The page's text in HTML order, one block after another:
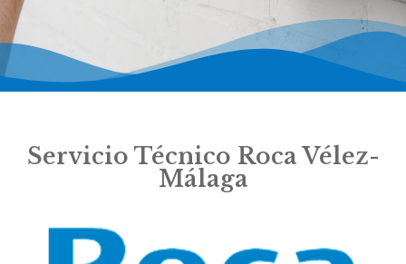
Servicio Técnico Roca Vélez-
Málaga